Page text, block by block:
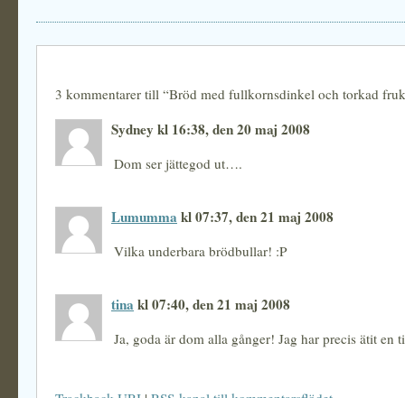
3 kommentarer till “Bröd med fullkornsdinkel och torkad
Sydney kl 16:38, den 20 maj 2008
Dom ser jättegod ut….
Lumumma kl 07:37, den 21 maj 2008
Vilka underbara brödbullar! :P
tina kl 07:40, den 21 maj 2008
Ja, goda är dom alla gånger! Jag har precis ätit en